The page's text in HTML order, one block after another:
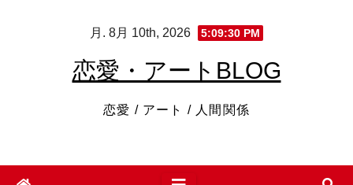
月. 8月 10th, 2026 5:09:31 PM
恋愛・アートBLOG
恋愛 / アート / 人間関係